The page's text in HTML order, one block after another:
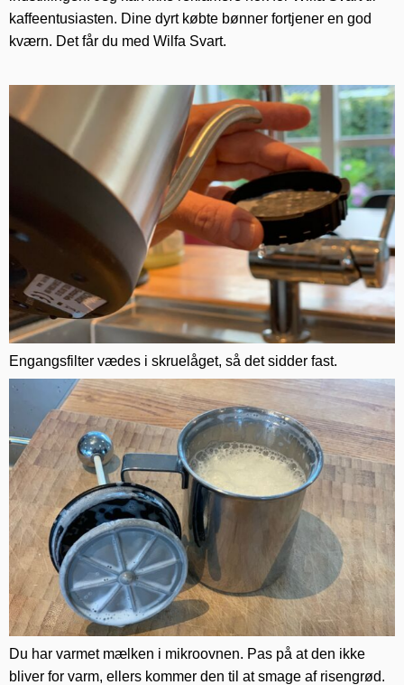
kaffeentusiasten. Dine dyrt købte bønner fortjener en god
kværn. Det får du med Wilfa Svart.
Engangsfilter vædes i skruelåget, så det sidder fast.
Du har varmet mælken i mikroovnen. Pas på at den ikke
bliver for varm, ellers kommer den til at smage af risengrød.